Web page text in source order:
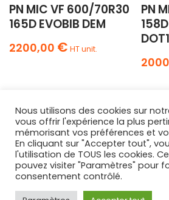
PN MIC VF 600/70R30
165D EVOBIB DEM
2200,00 € HT unit.
PN
AGRIPNEUS
68 Route
Lamotte-Warfusée
Nous utilisons des cookies sur
vous offrir l'expérience la plus
mémorisant vos préférences et
En cliquant sur "Accepter tout",
l'utilisation de TOUS les cookies.
pouvez visiter "Paramètres" pour
consentement contrôlé.